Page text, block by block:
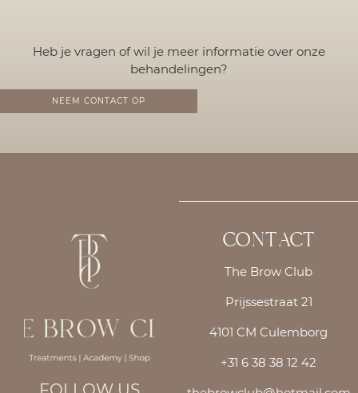
Heb je vragen of wil je meer informatie over onze
behandelingen?
NEEM CONTACT OP
CONTACT
The Brow Club
Prijssestraat 21
4101 CM Culemborg
+31 6 38 38 12 42